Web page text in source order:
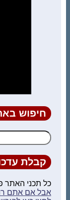
חיפוש
חיפוש:
קבלת
כל תכני האתר
אבל אם אתם